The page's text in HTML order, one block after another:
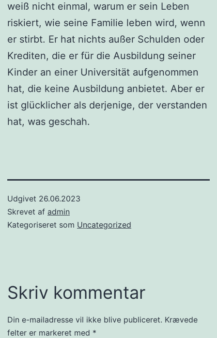
weiß nicht einmal, warum er sein Leben
riskiert, wie seine Familie leben wird, wenn
er stirbt. Er hat nichts außer Schulden oder
Krediten, die er für die Ausbildung seiner
Kinder an einer Universität aufgenommen
hat, die keine Ausbildung anbietet. Aber er
ist glücklicher als derjenige, der verstanden
hat, was geschah.
Udgivet 26.06.2023
Skrevet af admin
Kategoriseret som Uncategorized
Skriv kommentar
Din e-mailadresse vil ikke blive publiceret. Krævede
felter er markeret med *